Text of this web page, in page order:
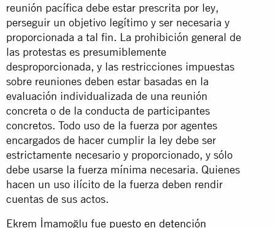
reunión pacífica debe estar prescrita por ley,
perseguir un objetivo legítimo y ser necesaria y
proporcionada a tal fin. La prohibición general de
las protestas es presumiblemente
desproporcionada, y las restricciones impuestas
sobre reuniones deben estar basadas en la
evaluación individualizada de una reunión
concreta o de la conducta de participantes
concretos. Todo uso de la fuerza por agentes
encargados de hacer cumplir la ley debe ser
estrictamente necesario y proporcionado, y sólo
debe usarse la fuerza mínima necesaria. Quienes
hacen un uso ilícito de la fuerza deben rendir
cuentas de sus actos.
Ekrem İmamoğlu fue puesto en detención